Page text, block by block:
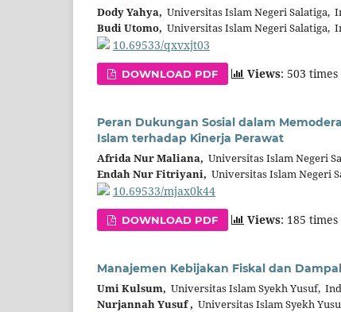
Dody Yahya, Universitas Islam Negeri Salatiga,
Budi Utomo, Universitas Islam Negeri Salatiga,
10.69533/qxvxjt03
DOWNLOAD PDF Views: 503
Peran Dukungan Sosial dalam
Islam terhadap Kinerja Perawat
Afrida Nur Maliana, Universitas Islam Negeri
Endah Nur Fitriyani, Universitas Islam Negeri
10.69533/mjax0k44
DOWNLOAD PDF Views: 185
Manajemen Kebijakan Fiskal dan
Umi Kulsum, Universitas Islam Syekh Yusuf,
Nurjannah Yusuf , Universitas Islam Syekh